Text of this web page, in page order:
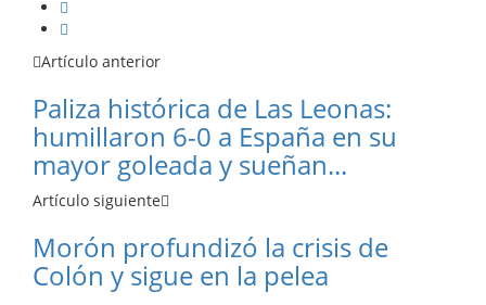
Artículo anterior
Paliza histórica de Las Leonas:
humillaron 6-0 a España en su
mayor goleada y sueñan...
Artículo siguiente
Morón profundizó la crisis de
Colón y sigue en la pelea